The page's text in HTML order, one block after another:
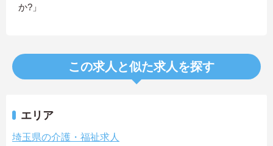
か?」
この求人と似た求人を探す
エリア
埼玉県の介護・福祉求人